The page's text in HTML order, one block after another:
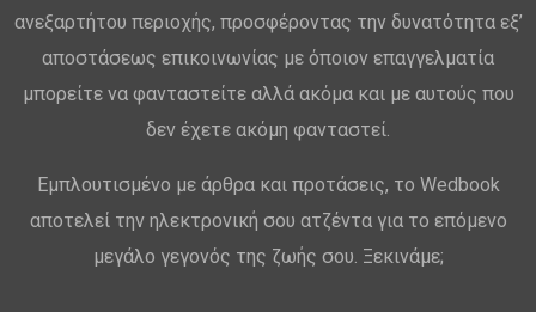
ανεξαρτήτου περιοχής, προσφέροντας την δυνατότητα εξ’
αποστάσεως επικοινωνίας με όποιον επαγγελματία
μπορείτε να φανταστείτε αλλά ακόμα και με αυτούς που
δεν έχετε ακόμη φανταστεί.
Εμπλουτισμένο με άρθρα και προτάσεις, το Wedbook
αποτελεί την ηλεκτρονική σου ατζέντα για το επόμενο
μεγάλο γεγονός της ζωής σου. Ξεκινάμε;